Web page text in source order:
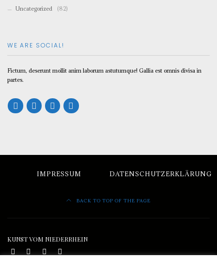
Uncategorized
(82)
WE ARE SOCIAL!
Fictum, deserunt mollit anim laborum astutumque! Gallia est omnis divisa in
partes.
IMPRESSUM DATENSCHUTZERKLÄRUNG
BACK TO TOP OF THE PAGE
KUNST VOM NIEDERRHEIN